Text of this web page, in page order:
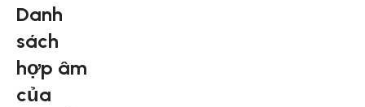
Danh
sách
hợp âm
của